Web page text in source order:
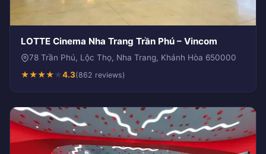
LOTTE Cinema Nha Trang Trần Phú – Vincom
78 Trần Phú, Lộc Thọ, Nha Trang, Khánh Hòa 650000
★★★★★4.3(862 reviews)